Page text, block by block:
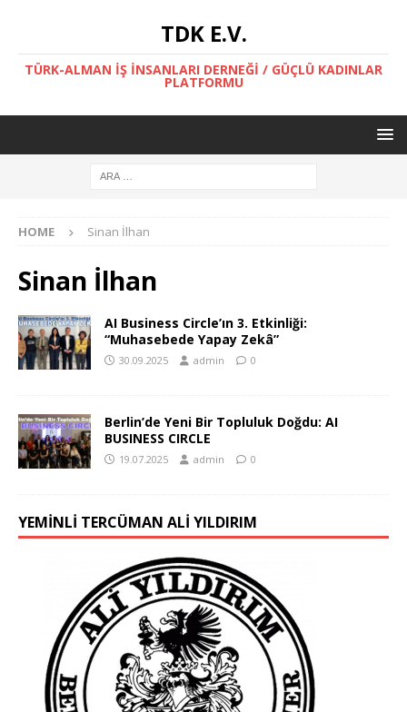
TDK E.V.
TÜRK-ALMAN İŞ İNSANLARI DERNEĞİ / GÜÇLÜ KADINLAR
PLATFORMU
HOME Sinan İlhan
Sinan İlhan
AI Business Circle’ın 3. Etkinliği:
“Muhasebede Yapay Zekâ”
30.09.2025 admin 0
Berlin’de Yeni Bir Topluluk Doğdu: AI
BUSINESS CIRCLE
19.07.2025 admin 0
YEMINLI TERCÜMAN ALI YILDIRIM